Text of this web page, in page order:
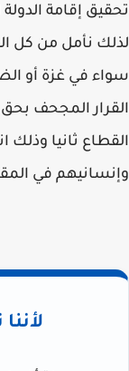
تحقيق إقامة
لذلك نأمل من كل
سواء في غزة أو
القرار المجحف بحق
القطاع ثانيا وذلك
وإنسانيهم في